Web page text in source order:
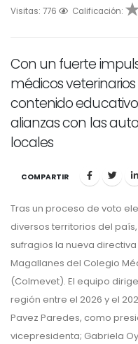
Visitas: 776 Calificación:
1 2 3 4 5
Con un fuerte
médicos
contenido
alianzas con las
locales
COMPARTIR
Tras un proceso de voto
diversos territorios del
sufragios la nueva
Magallanes del Colegio
(Colmevet). El equipo
región entre el 2026 y el
Pavez Paredes, como
vicepresidenta; Gabriela